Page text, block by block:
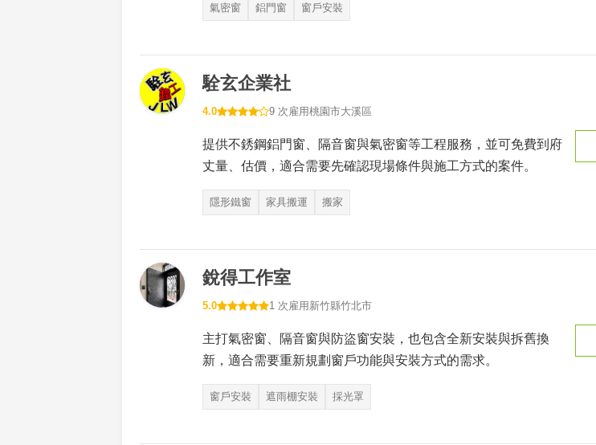
氣密窗 鋁門窗 窗戶安裝
駩玄企業社
4.0 9 次雇用桃園市大溪區
提供不銹鋼鋁門窗、隔音窗與氣密窗等工程服務，並可免費到府
丈量、估價，適合需要先確認現場條件與施工方式的案件。
隱形鐵窗 家具搬運 搬家
銳得工作室
5.0 1 次雇用 新竹縣竹北市
主打氣密窗、隔音窗與防盜窗安裝，也包含全新安裝與拆舊換
新，適合需要重新規劃窗戶功能與安裝方式的需求。
窗戶安裝 遮雨棚安裝 採光罩